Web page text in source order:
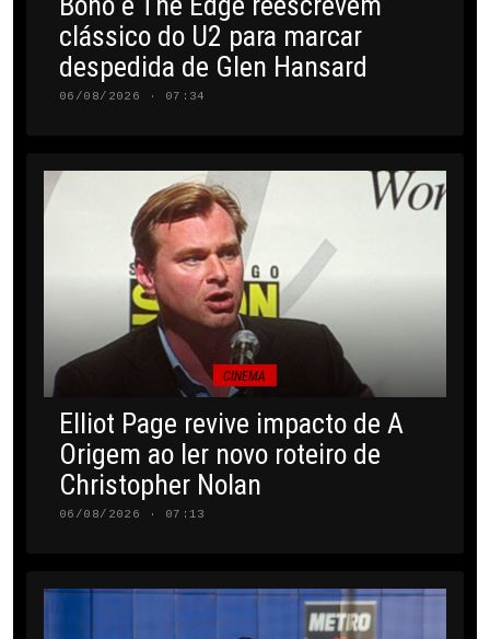
clássico do U2 para marcar
despedida de Glen Hansard
06/08/2026 · 07:34
CINEMA
Elliot Page revive impacto de A
Origem ao ler novo roteiro de
Christopher Nolan
06/08/2026 · 07:13